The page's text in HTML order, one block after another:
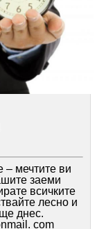
– мечтите ви
заеми
всичките
лесно и
днес.
com